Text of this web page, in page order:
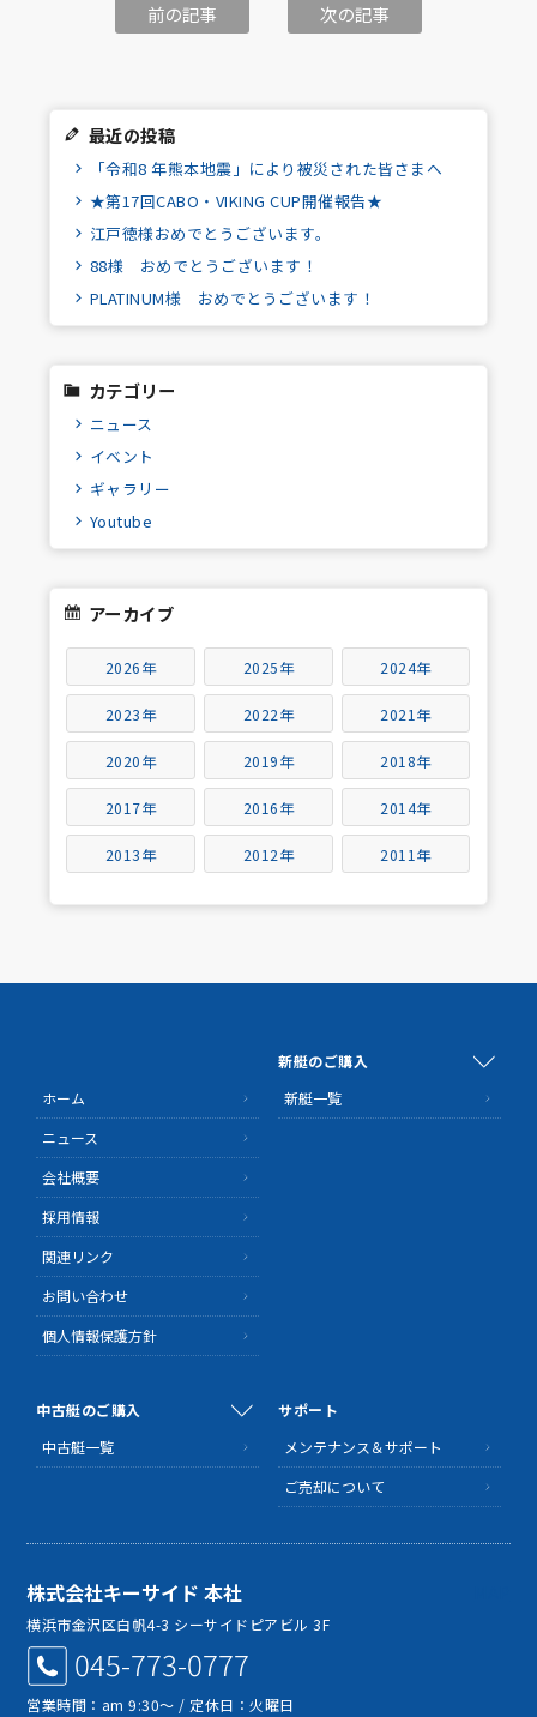
前の記事 次の記事
最近の投稿
「令和8 年熊本地震」により被災された皆さまへ
★第17回CABO・VIKING CUP開催報告★
江戸徳様おめでとうございます。
88様 おめでとうございます！
PLATINUM様 おめでとうございます！
カテゴリー
ニュース
イベント
ギャラリー
Youtube
アーカイブ
2026年 2025年 2024年
2023年 2022年 2021年
2020年 2019年 2018年
2017年 2016年 2014年
2013年 2012年 2011年
ホーム
ニュース
会社概要
採用情報
関連リンク
お問い合わせ
個人情報保護方針
新艇のご購入
新艇一覧
中古艇のご購入
中古艇一覧
サポート
メンテナンス＆サポート
ご売却について
株式会社キーサイド 本社
横浜市金沢区白帆4-3 シーサイドピアビル 3F
045-773-0777
営業時間：am 9:30～ / 定休日：火曜日